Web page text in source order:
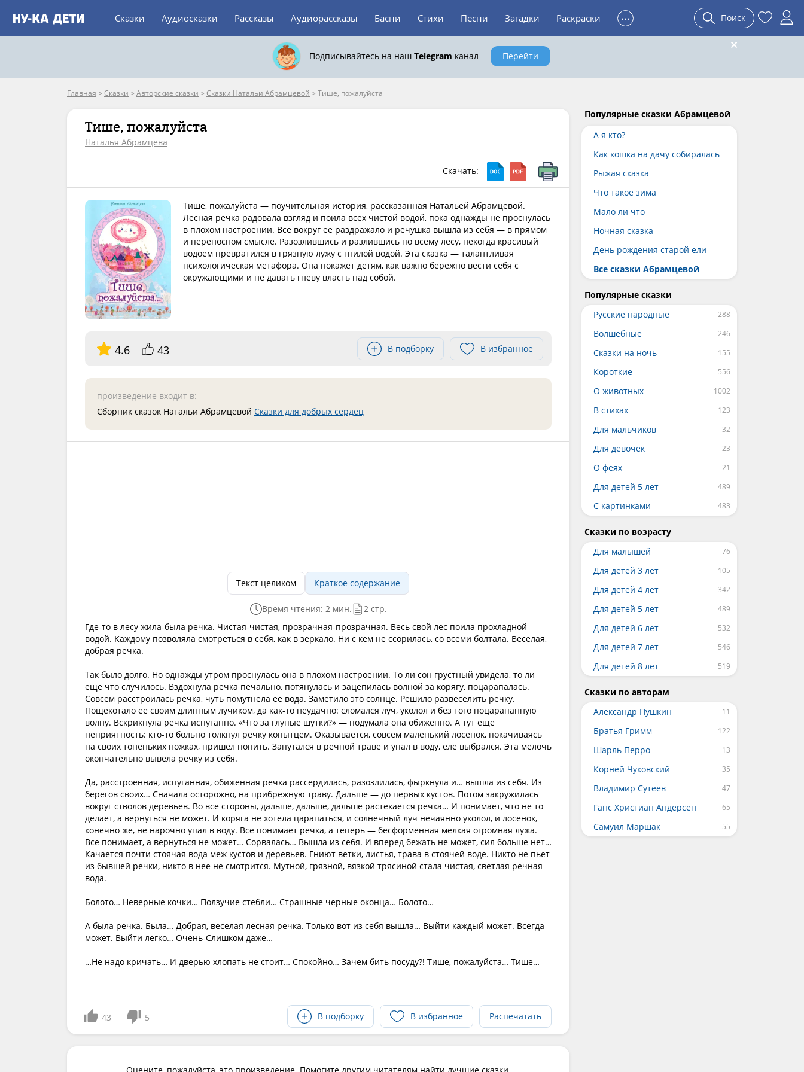
Сказки Аудиосказки Рассказы Аудиорассказы Басни Стихи Песни Загадки Раскраски ... Поиск
Подписывайтесь на наш Telegram канал Перейти
Главная > Сказки > Авторские сказки > Сказки Натальи Абрамцевой > Тише, пожалуйста
Тише, пожалуйста
Наталья Абрамцева
Скачать:
Тише, пожалуйста — поучительная история, рассказанная Натальей Абрамцевой.
Лесная речка радовала взгляд и поила всех чистой водой, пока однажды не проснулась
в плохом настроении. Всё вокруг её раздражало и речушка вышла из себя — в прямом
и переносном смысле. Разозлившись и разлившись по всему лесу, некогда красивый
водоём превратился в грязную лужу с гнилой водой. Эта сказка — талантливая
психологическая метафора. Она покажет детям, как важно бережно вести себя с
окружающими и не давать гневу власть над собой.
4.6 43 В подборку В избранное
произведение входит в:
Сборник сказок Натальи Абрамцевой Сказки для добрых сердец
Текст целиком Краткое содержание
Время чтения: 2 мин.
2 стр.
Где-то в лесу жила-была речка. Чистая-чистая, прозрачная-прозрачная. Весь свой лес поила прохладной
водой. Каждому позволяла смотреться в себя, как в зеркало. Ни с кем не ссорилась, со всеми болтала. Веселая,
добрая речка.
Так было долго. Но однажды утром проснулась она в плохом настроении. То ли сон грустный увидела, то ли
еще что случилось. Вздохнула речка печально, потянулась и зацепилась волной за корягу, поцарапалась.
Совсем расстроилась речка, чуть помутнела ее вода. Заметило это солнце. Решило развеселить речку.
Пощекотало ее своим длинным лучиком, да как-то неудачно: сломался луч, уколол и без того поцарапанную
волну. Вскрикнула речка испуганно. «Что за глупые шутки?» — подумала она обиженно. А тут еще
неприятность: кто-то больно толкнул речку копытцем. Оказывается, совсем маленький лосенок, покачиваясь
на своих тоненьких ножках, пришел попить. Запутался в речной траве и упал в воду, еле выбрался. Эта мелочь
окончательно вывела речку из себя.
Да, расстроенная, испуганная, обиженная речка рассердилась, разозлилась, фыркнула и… вышла из себя. Из
берегов своих… Сначала осторожно, на прибрежную траву. Дальше — до первых кустов. Потом закружилась
вокруг стволов деревьев. Во все стороны, дальше, дальше, дальше растекается речка… И понимает, что не то
делает, а вернуться не может. И коряга не хотела царапаться, и солнечный луч нечаянно уколол, и лосенок,
конечно же, не нарочно упал в воду. Все понимает речка, а теперь — бесформенная мелкая огромная лужа.
Все понимает, а вернуться не может… Сорвалась… Вышла из себя. И вперед бежать не может, сил больше нет…
Качается почти стоячая вода меж кустов и деревьев. Гниют ветки, листья, трава в стоячей воде. Никто не пьет
из бывшей речки, никто в нее не смотрится. Мутной, грязной, вязкой трясиной стала чистая, светлая речная
вода.
Болото… Неверные кочки… Ползучие стебли… Страшные черные оконца… Болото…
А была речка. Была… Добрая, веселая лесная речка. Только вот из себя вышла… Выйти каждый может. Всегда
может. Выйти легко… Очень-Слишком даже…
…Не надо кричать… И дверью хлопать не стоит… Спокойно… Зачем бить посуду?! Тише, пожалуйста… Тише…
43 5 В подборку В избранное Распечатать
Популярные сказки Абрамцевой
А я кто?
Как кошка на дачу собиралась
Рыжая сказка
Что такое зима
Мало ли что
Ночная сказка
День рождения старой ели
Все сказки Абрамцевой
Популярные сказки
Русские народные
Волшебные
Сказки на ночь
Короткие
О животных
В стихах
Для мальчиков
Для девочек
О феях
Для детей 5 лет
С картинками
Сказки по возрасту
Для малышей
Для детей 3 лет
Для детей 4 лет
Для детей 5 лет
Для детей 6 лет
Для детей 7 лет
Для детей 8 лет
Сказки по авторам
Александр Пушкин
Братья Гримм
Шарль Перро
Корней Чуковский
Владимир Сутеев
Ганс Христиан Андерсен
Самуил Маршак